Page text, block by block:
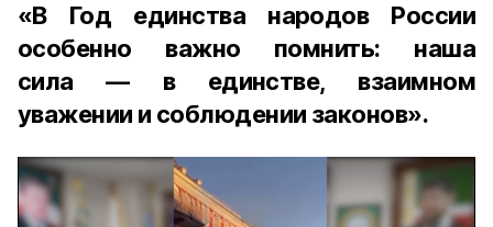
«В Год единства народов России
особенно важно помнить: наша
сила — в единстве, взаимном
уважении и соблюдении законов».